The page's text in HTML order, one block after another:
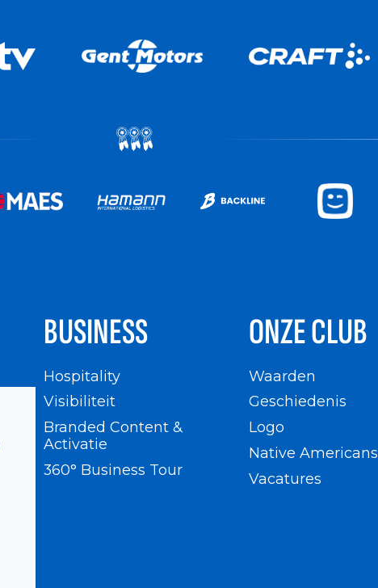
BUSINESS
Hospitality
Visibiliteit
Branded Content &
Activatie
360° Business Tour
ONZE CLUB
Waarden
Geschiedenis
Logo
Native Americans
Vacatures